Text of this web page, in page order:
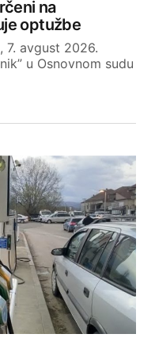
na
optužbe
7. avgust 2026.
u Osnovnom sudu